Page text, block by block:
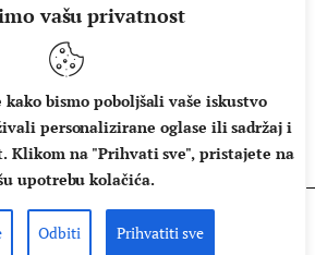
vašu privatnost
bismo poboljšali vaše iskustvo
personalizirane oglase ili sadržaj i
Klikom na "Prihvati sve", pristajete na
upotrebu kolačića.
Odbiti Prihvatiti sve
UVJETI KORIŠTENJA
Music Box - All rights reserved.